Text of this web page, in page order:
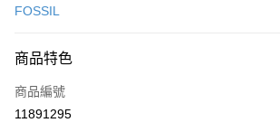
6 期 0 利率 每期
合作金庫商業銀行
上海商業儲蓄銀行
LINE Pay
Apple Pay
FOSSIL
商品特色
商品編號
11891295